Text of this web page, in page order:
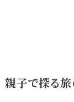
子で探る旅